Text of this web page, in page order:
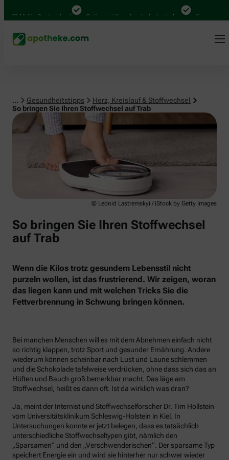
Mal in Deutschland Online bei Ihrer Apotheke bestellen Bequem
... Gesundheitstipps
Herz, Kreislauf & Stoffwechsel
So bringen Sie Ihren Stoffwechsel auf Trab
Herz, Kreislauf & Stoffwechsel
© Leonid Lastremskyi / iStock by Getty Images
So bringen Sie Ihren Stoffwechsel
auf Trab
Wenn die Kilos trotz gesundem Lebensstil nicht
purzeln wollen, ist das frustrierend. Wir zeigen, woran
das liegen kann und mit welchen Tricks Sie die
Fettverbrennung in Schwung bringen können.
Bei manchen Menschen will es mit dem Abnehmen einfach nicht
so richtig klappen, trotz Sport und gesunder Ernährung. Andere
wiederum können scheinbar nach Lust und Laune schlemmen
und die Schokolade tafelweise verdrücken, ohne dass sich das an
Hüften und Bauch groß bemerkbar macht. Das läge am
Stoffwechsel, heißt es dann oft. Ist da wirklich was dran?
Ja, meint der Internist und Stoffwechselforscher Dr. Tim Hollstein
vom Universitätsklinikum Schleswig-Holstein in Kiel. In
Untersuchungen konnte er jetzt belegen, dass es tatsächlich
unterschiedliche Stoffwechseltypen gibt, nämlich den
„Sparsamen“ und den „Verschwenderischen“. Der sparsame Typ
speichert Energie ein und wird sie hinterher nur schwer wieder